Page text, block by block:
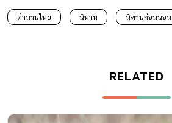
ตำนานไทย นิทาน นิทานก่อนนอน
RELATED